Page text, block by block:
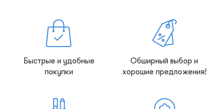
Быстрые и удобные
покупки
Обширный выбор и
хорошие предложения!